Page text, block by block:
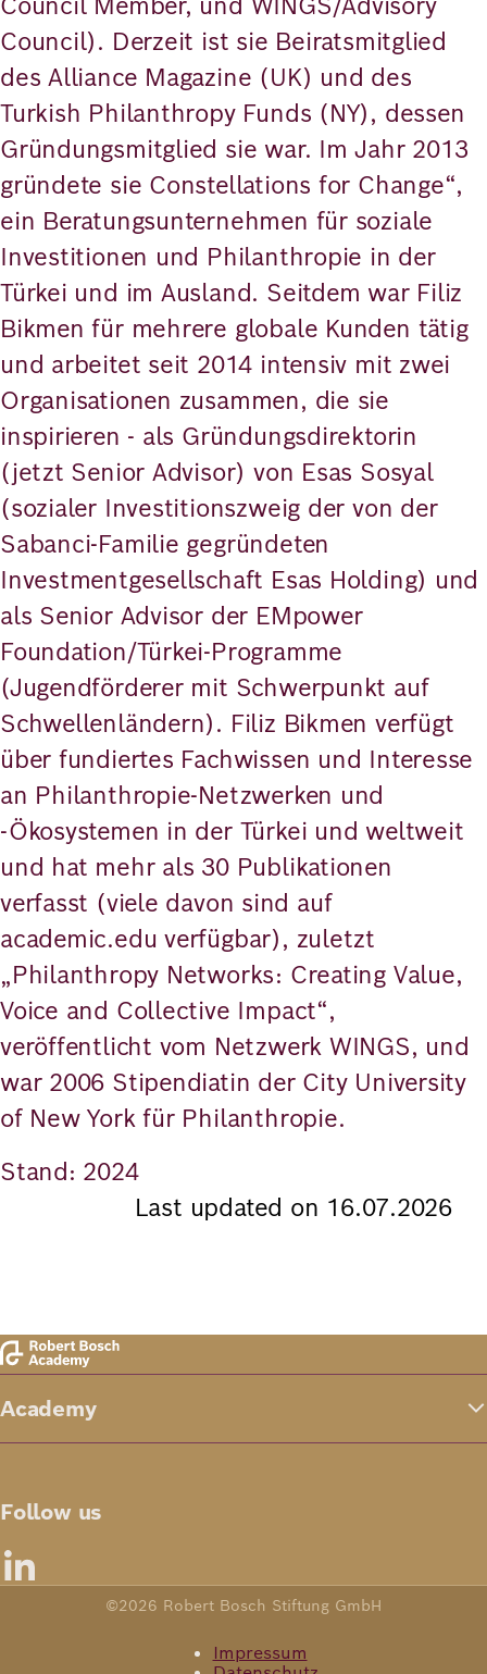
Council). Derzeit ist sie Beiratsmitglied
des Alliance Magazine (UK) und des
Turkish Philanthropy Funds (NY), dessen
Gründungsmitglied sie war. Im Jahr 2013
gründete sie Constellations for Change“,
ein Beratungsunternehmen für soziale
Investitionen und Philanthropie in der
Türkei und im Ausland. Seitdem war Filiz
Bikmen für mehrere globale Kunden tätig
und arbeitet seit 2014 intensiv mit zwei
Organisationen zusammen, die sie
inspirieren - als Gründungsdirektorin
(jetzt Senior Advisor) von Esas Sosyal
(sozialer Investitionszweig der von der
Sabanci-Familie gegründeten
Investmentgesellschaft Esas Holding) und
als Senior Advisor der EMpower
Foundation/Türkei-Programme
(Jugendförderer mit Schwerpunkt auf
Schwellenländern). Filiz Bikmen verfügt
über fundiertes Fachwissen und Interesse
an Philanthropie-Netzwerken und
-Ökosystemen in der Türkei und weltweit
und hat mehr als 30 Publikationen
verfasst (viele davon sind auf
academic.edu verfügbar), zuletzt
„Philanthropy Networks: Creating Value,
Voice and Collective Impact“,
veröffentlicht vom Netzwerk WINGS, und
war 2006 Stipendiatin der City University
of New York für Philanthropie.
Stand: 2024
Last updated on 16.07.2026
Academy
Follow us
©2026 Robert Bosch Stiftung GmbH
Impressum